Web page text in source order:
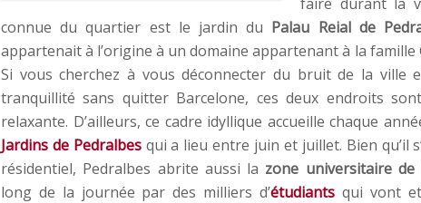
connue du quartier est le jardin du Palau Reial de
appartenait à l’origine à un domaine appartenant à la famille
Si vous cherchez à vous déconnecter du bruit de la
tranquillité sans quitter Barcelone, ces deux endroits
relaxante. D’ailleurs, ce cadre idyllique accueille chaque
Jardins de Pedralbesqui a lieu entre juin et juillet. Bien qu’il
résidentiel, Pedralbes abrite aussi la zone universitaire de
long de la journée par des milliers d’étudiants qui vont